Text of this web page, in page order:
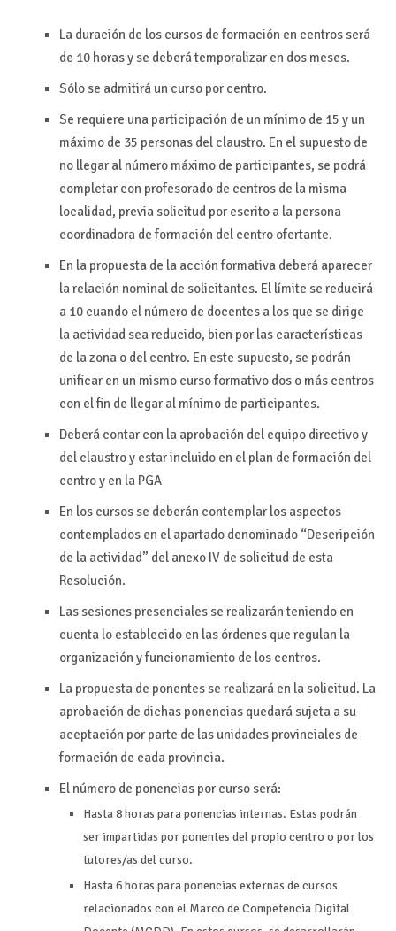
La duración de los cursos de formación en centros será
de 10 horas y se deberá temporalizar en dos meses.
Sólo se admitirá un curso por centro.
Se requiere una participación de un mínimo de 15 y un
máximo de 35 personas del claustro. En el supuesto de
no llegar al número máximo de participantes, se podrá
completar con profesorado de centros de la misma
localidad, previa solicitud por escrito a la persona
coordinadora de formación del centro ofertante.
En la propuesta de la acción formativa deberá aparecer
la relación nominal de solicitantes. El límite se reducirá
a 10 cuando el número de docentes a los que se dirige
la actividad sea reducido, bien por las características
de la zona o del centro. En este supuesto, se podrán
unificar en un mismo curso formativo dos o más centros
con el fin de llegar al mínimo de participantes.
Deberá contar con la aprobación del equipo directivo y
del claustro y estar incluido en el plan de formación del
centro y en la PGA
En los cursos se deberán contemplar los aspectos
contemplados en el apartado denominado “Descripción
de la actividad” del anexo IV de solicitud de esta
Resolución.
Las sesiones presenciales se realizarán teniendo en
cuenta lo establecido en las órdenes que regulan la
organización y funcionamiento de los centros.
La propuesta de ponentes se realizará en la solicitud. La
aprobación de dichas ponencias quedará sujeta a su
aceptación por parte de las unidades provinciales de
formación de cada provincia.
El número de ponencias por curso será:
Hasta 8 horas para ponencias internas. Estas podrán
ser impartidas por ponentes del propio centro o por los
tutores/as del curso.
Hasta 6 horas para ponencias externas de cursos
relacionados con el Marco de Competencia Digital